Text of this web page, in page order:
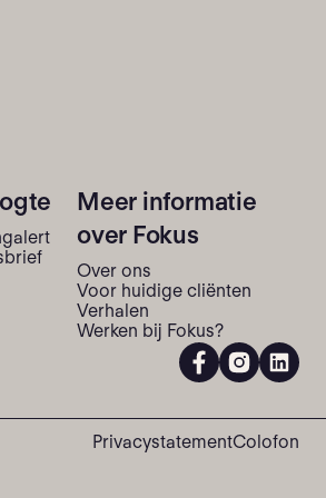
Meer informatie
over Fokus
Over ons
Voor huidige cliënten
Verhalen
Werken bij Fokus?
PrivacystatementColofon